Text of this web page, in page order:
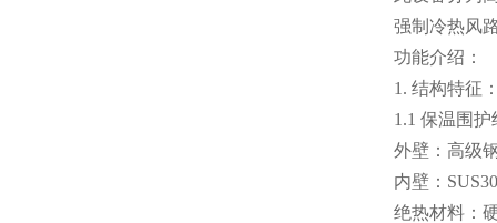
强制冷热风
功能介绍：
1. 结构特征
1.1 保温围护
外壁：高级
内壁：
绝热材料：